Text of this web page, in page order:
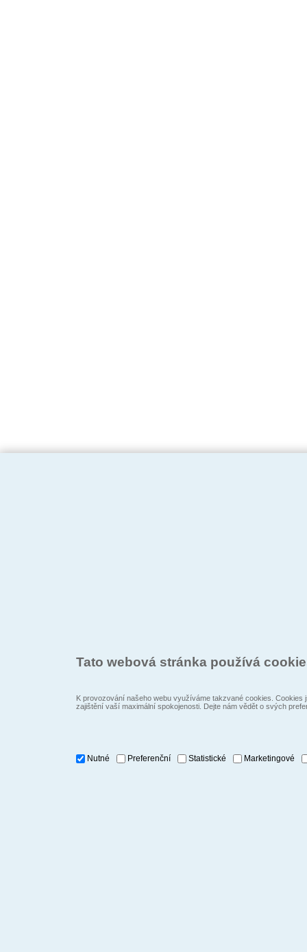
Tato webová stránka používá
K provozování našeho webu využíváme takzvané cookies.
zajištění vaší maximální spokojenosti. Dejte nám vědět o svých
Nutné Preferenční Statistické Marketingové